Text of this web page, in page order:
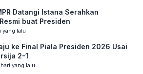
Datangi Istana Serahkan
buat Presiden
lalu
ke Final Piala Presiden 2026 Usai
2-1
hari yang lalu